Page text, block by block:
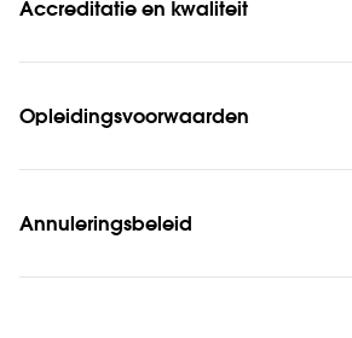
Accreditatie en kwaliteit
Opleidingsvoorwaarden
Annuleringsbeleid